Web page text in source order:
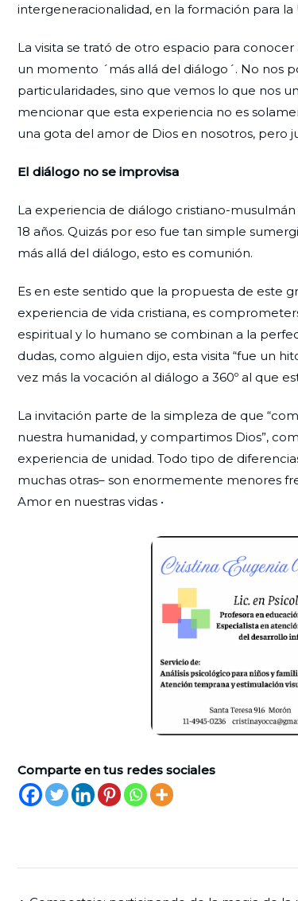
intergeneracionalidad, en la formación para la
La visita se trató de otro espacio para
un momento ´más allá del diálogo´. No nos
particularidades, sino que vemos lo que nos
mencionar que esta experiencia no es
una gota del amor de Dios en nosotros, pero
El diálogo no se improvisa
La experiencia de diálogo cristiano-
18 años. Quizás por eso fue tan simple
más allá del diálogo, esto es comunión.
Es en este sentido que la propuesta de este
experiencia de vida cristiana, es
espiritual y lo humano se combinan a la
dudas, como alguien dijo, esta visita “fue un
vez más la vocación al diálogo a 360º al que
La invitación parte de la simpleza de que
nuestra humanidad, y compartimos Dios”,
experiencia de unidad. Todo tipo de
muchas otras– son enormemente menores
Amor en nuestras vidas •
Comparte en tus redes sociales